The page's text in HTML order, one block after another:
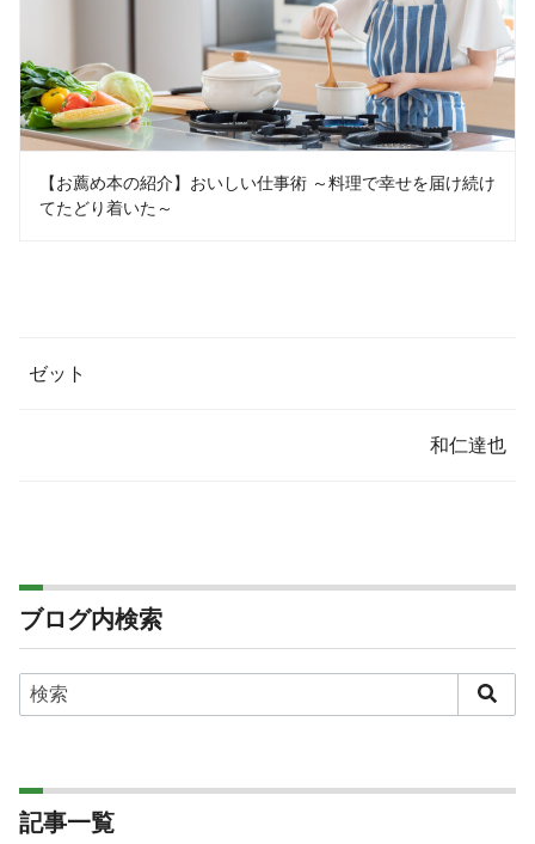
【お薦め本の紹介】おいしい仕事術 ～料理で幸せを届け続け
てたどり着いた～
ゼット
和仁達也
ブログ内検索
記事一覧